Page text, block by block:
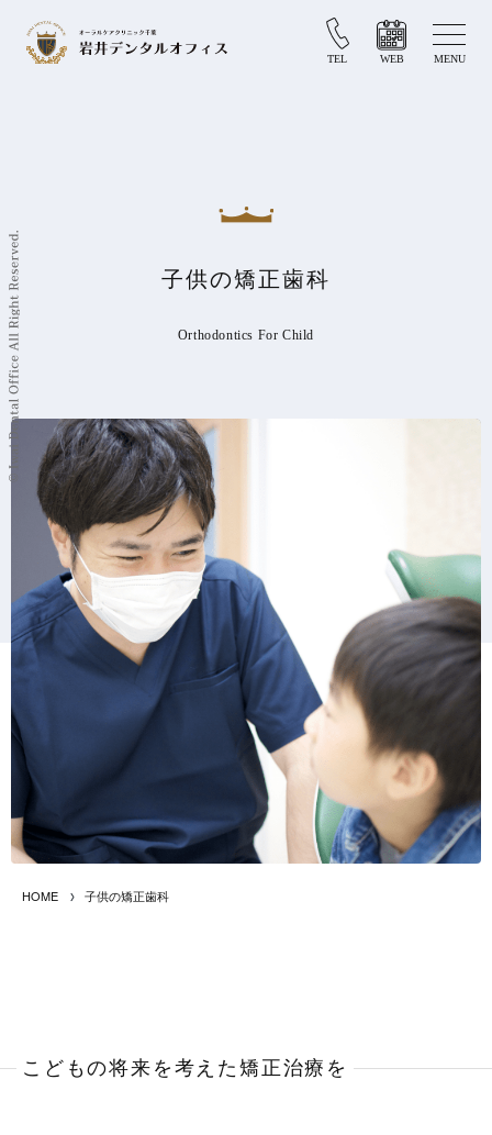
TEL WEB MENU
子供の矯正歯科
Orthodontics For Child
HOME 子供の矯正歯科
こどもの将来を考えた矯正治療を